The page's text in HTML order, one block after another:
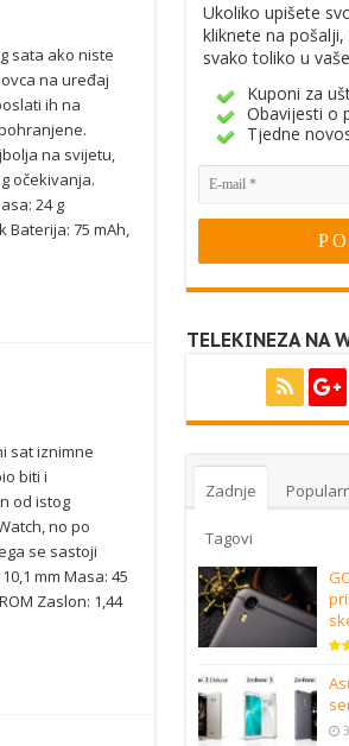
sata ako niste
na uređaj
ih na
na svijetu,
očekivanja.
24 g
Baterija: 75 mAh,
sat iznimne
biti i
od istog
no po
se sastoji
mm Masa: 45
Zaslon: 1,44
Ukoliko upišete
kliknete na
svako toliko u
Kuponi za
Obavijesti o
Tjedne
TELEKINEZA NA
Zadnje
Tagovi